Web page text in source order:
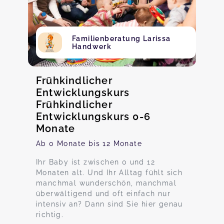
Familienberatung Larissa
Handwerk
Frühkindlicher
Entwicklungskurs
Frühkindlicher
Entwicklungskurs 0-6
Monate
Ab 0 Monate bis 12 Monate
Ihr Baby ist zwischen 0 und 12
Monaten alt. Und Ihr Alltag fühlt sich
manchmal wunderschön, manchmal
überwältigend und oft einfach nur
intensiv an? Dann sind Sie hier genau
richtig.